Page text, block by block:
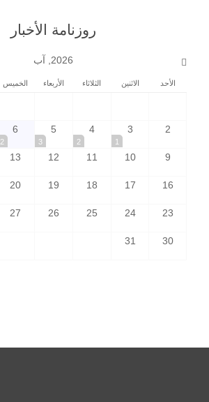
روزنامة الأخبار
2026, آب
الأحد الاثنين الثلاثاء الأربعاء الخميس
2
3
1
4
2
5
3
6
2
9
10
11
12
13
16
17
18
19
20
23
24
25
26
27
30
31